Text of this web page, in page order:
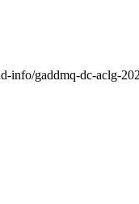
info/gaddmq-dc-aclg-